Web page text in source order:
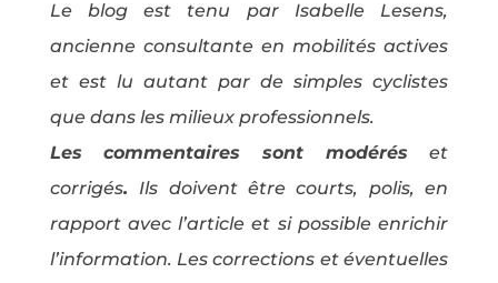
Le blog est tenu par Isabelle Lesens,
ancienne consultante en mobilités actives
et est lu autant par de simples cyclistes
que dans les milieux professionnels.
Les commentaires sont modéréset
corrigés. Ils doivent être courts, polis, en
rapport avec l’article et si possible enrichir
l’information. Les corrections et éventuelles